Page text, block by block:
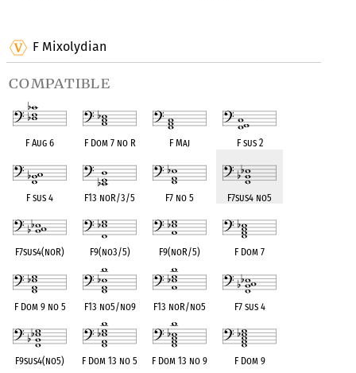
F Mixolydian
compatible
F Aug 6 F Dom 7 no R F Maj F sus 2
F sus 4 F13 noR/3/5 F7 no 5 F7sus4 no5
F7sus4(noR) F9(no3/5) F9(noR/5) F Dom 7
F Dom 9 no 5 F13 no5/no9 F13 noR/no5 F7 sus 4
F9sus4(no5) F Dom 13 no 5 F Dom 13 no 9 F Dom 9